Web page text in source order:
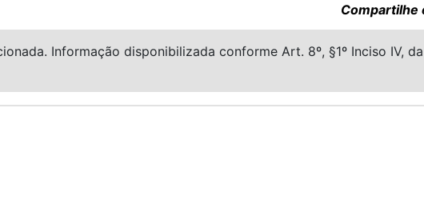
Compartilhe
Informação disponibilizada conforme Art. 8º, §1º Inciso IV, da